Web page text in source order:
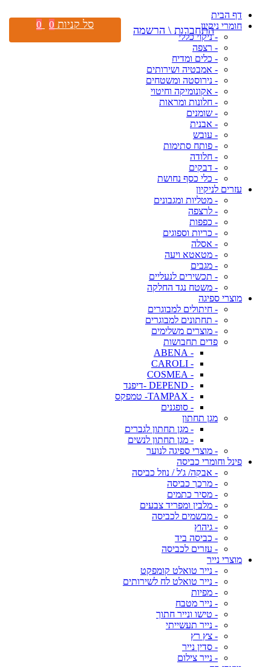
דף הבית
חומרי ניקיון
- ניקוי כללי
- רצפה
- כלים ומדיח
- אמבטיה ושירותים
- נירוסטה ומשטחים
- אקונומיקה וחיטוי
- חלונות ומראות
- שומנים
- אבנית
- עובש
- פותח סתימות
- חלודה
- דבקים
- כלי כסף נחושת
עזרים לניקיון
- מטליות ומגבונים
- לרצפה
- כפפות
- כריות וספוגים
- אסלה
- מטאטא ויעה
- מגבים
- תכשירים לנעליים
- משטח נגד החלקה
מוצרי ספיגה
- חיתולים למבוגרים
- תחתונים למבוגרים
- מוצרים משלימים
פדים תחבושות
- ABENA
- CAROLI
- COSMEA
- DEPEND -דיפנד
- TAMPAX- טמפקס
- סופגנים
מגן תחתון
- מגן תחתון לגברים
- מגן תחתון לנשים
- מוצרי ספיגה לנוער
פינל וחומרי כביסה
- אבקה/ ג'ל / נוזל כביסה
- מרכך כביסה
- מסיר כתמים
- מלבין ומפריד צבעים
- מבשמים לכביסה
- גיהוץ
- כביסה ביד
- עזרים לכביסה
מוצרי נייר
- נייר טואלט קומפקט
- נייר טואלט לח לשירותים
- מפיות
- נייר מטבח
- טישו ונייר חתוך
- נייר תעשייתי
- צץ רץ
- סדין נייר
- נייר צילום
התחברות \ הרשמה סל קניות 0
0